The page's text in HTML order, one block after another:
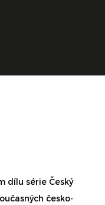
dílu série Český
česko-